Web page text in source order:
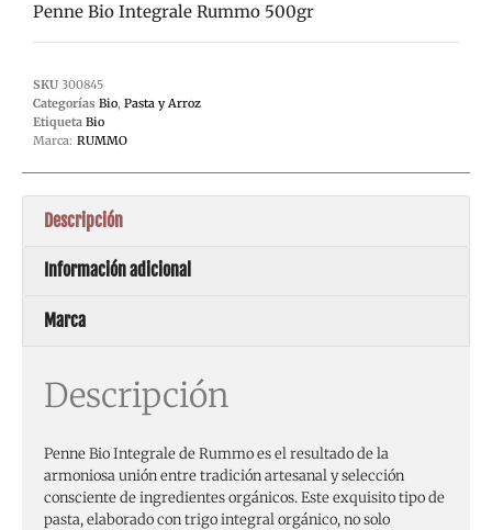
Penne Bio Integrale Rummo 500gr
SKU 300845
Categorías Bio, Pasta y Arroz
Etiqueta Bio
Marca: RUMMO
Descripción
Información adicional
Marca
Descripción
Penne Bio Integrale de Rummo es el resultado de la
armoniosa unión entre tradición artesanal y selección
consciente de ingredientes orgánicos. Este exquisito tipo de
pasta, elaborado con trigo integral orgánico, no solo